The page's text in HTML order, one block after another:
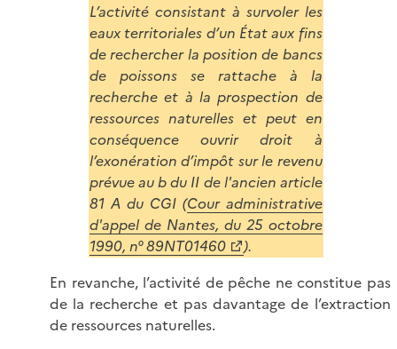
L’activité consistant à survoler les
eaux territoriales d’un État aux fins
de rechercher la position de bancs
de poissons se rattache à la
recherche et à la prospection de
ressources naturelles et peut en
conséquence ouvrir droit à
l’exonération d’impôt sur le revenu
prévue au b du II de l'ancien article
81 A du CGI (Cour administrative
d'appel de Nantes, du 25 octobre
1990, n° 89NT01460
).
En revanche, l’activité de pêche ne constitue pas
de la recherche et pas davantage de l’extraction
de ressources naturelles.